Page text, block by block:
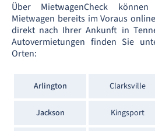
Über MietwagenCheck
Mietwagen bereits im Voraus
direkt nach Ihrer Ankunft in
Autovermietungen finden Sie
Orten:
Arlington Clarksville
Jackson Kingsport